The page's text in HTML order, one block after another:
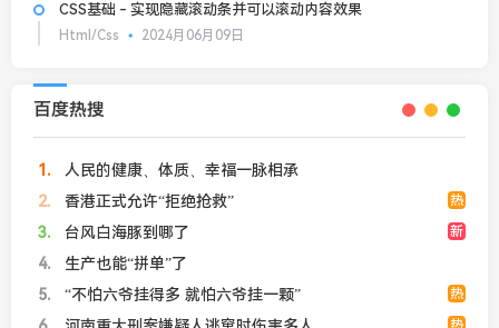
CSS基础 - 实现隐藏滚动条并可以滚动内容效果
Html/Css 2024月06月09日
百度热搜
1
人民的健康、体质、幸福一脉相承
2
热
香港正式允许“拒绝抢救”
3
新
台风白海豚到哪了
4
生产也能“拼单”了
5
热
“不怕六爷挂得多 就怕六爷挂一颗”